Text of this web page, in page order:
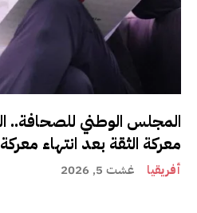
المجلس الوطني للصحافة..
معركة الثقة بعد انتهاء
أفريقيا غشت 5, 2026